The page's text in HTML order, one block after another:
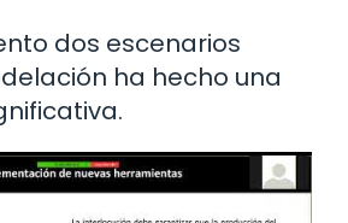
dos escenarios
ha hecho una